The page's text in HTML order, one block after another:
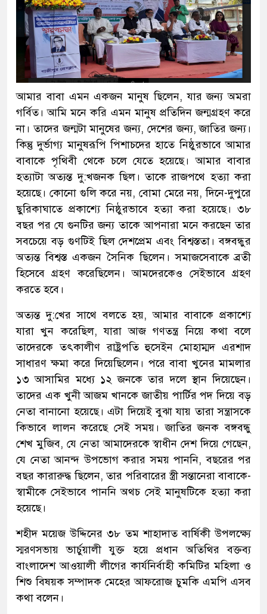
আমার বাবা এমন একজন মানুষ ছিলেন, যার জন্য অমরা
গর্বিত। আমি মনে করি এমন মানুষ প্রতিদিন জন্মগ্রহণ করে
না। তাদের জন্মটা মানুষের জন্য, দেশের জন্য, জাতির জন্য।
কিন্তু দুর্ভাগ্য মানুষরূপি পিশাচদের হাতে নিষ্ঠুরভাবে আমার
বাবাকে পৃথিবী থেকে চলে যেতে হয়েছে। আমার বাবার
হত্যাটা অত্যন্ত দু:খজনক ছিল। তাকে রাজপথে হত্যা করা
হয়েছে। কোনো গুলি করে নয়, বোমা মেরে নয়, দিনে-দুপুরে
ছুরিকাঘাতে প্রকাশ্যে নিষ্ঠুরভাবে হত্যা করা হয়েছে। ৩৮
বছর পর যে গুনটির জন্য তাকে আপনারা মনে করছেন তার
সবচেয়ে বড় গুণটিই ছিল দেশপ্রেম এবং বিশ্বস্ততা। বঙ্গবন্ধুর
অত্যন্ত বিশ্বস্ত একজন সৈনিক ছিলেন। সমাজসেবাকে ব্রতী
হিসেবে গ্রহণ করেছিলেন। আমদেরকেও সেইভাবে গ্রহণ
করতে হবে।
অত্যন্ত দু:খের সাথে বলতে হয়, আমার বাবাকে প্রকাশ্যে
যারা খুন করেছিল, যারা আজ গণতন্ত্র নিয়ে কথা বলে
তাদেরকে তৎকালীণ রাষ্ট্রপতি হুসেইন মোহাম্মদ এরশাদ
সাধারণ ক্ষমা করে দিয়েছিলেন। পরে বাবা খুনের মামলার
১৩ আসামির মধ্যে ১২ জনকে তার দলে স্থান দিয়েছেন।
তাদের এক খুনী আজম খানকে জাতীয় পার্টির পদ দিয়ে বড়
নেতা বানানো হয়েছে। এটা দিয়েই বুঝা যায় তারা সন্ত্রাসকে
কিভাবে লালন করেছে সেই সময়। জাতির জনক বঙ্গবন্ধু
শেখ মুজিব, যে নেতা আমাদেরকে স্বাধীন দেশ দিয়ে গেছেন,
যে নেতা আনন্দ উপভোগ করার সময় পাননি, বছরের পর
বছর কারারুদ্ধ ছিলেন, তার পরিবারের স্ত্রী সন্তানেরা বাবাকে-
স্বামীকে সেইভাবে পাননি অথচ সেই মানুষটিকে হত্যা করা
হয়েছে।
শহীদ ময়েজ উদ্দিনের ৩৮ তম শাহাদাত বার্ষিকী উপলক্ষ্যে
স্মরণসভায় ভার্চুয়ালী যুক্ত হয়ে প্রধান অতিথির বক্তব্য
বাংলাদেশ আওয়ালী লীগের কার্যনির্বাহী কমিটির মহিলা ও
শিশু বিষয়ক সম্পাদক মেহের আফরোজ চুমকি এমপি এসব
কথা বলেন।